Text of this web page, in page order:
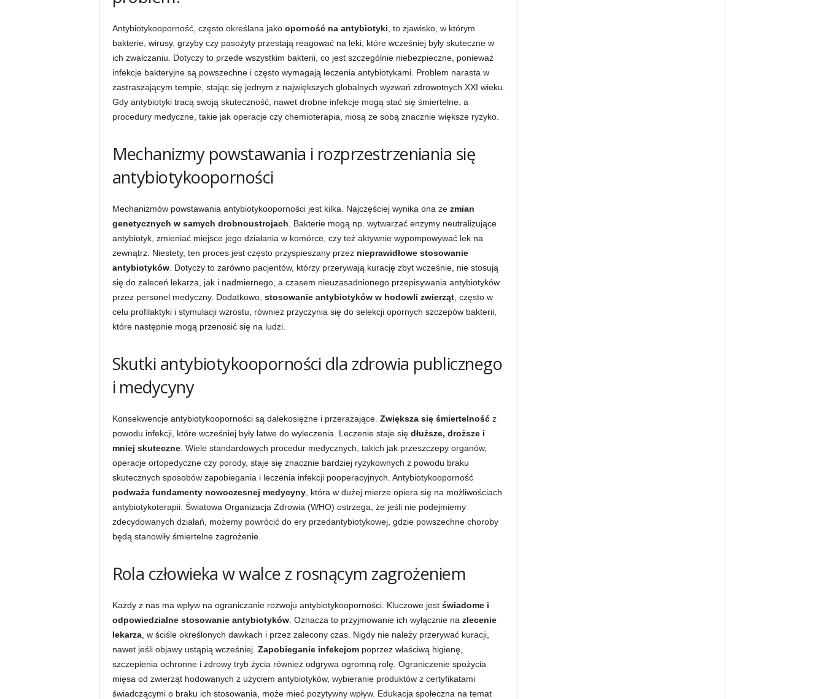
Antybiotykooporność, często określana jako oporność na antybiotyki , to zjawisko, w którym
bakterie, wirusy, grzyby czy pasożyty przestają reagować na leki, które wcześniej były skuteczne w
ich zwalczaniu. Dotyczy to przede wszystkim bakterii, co jest szczególnie niebezpieczne, ponieważ
infekcje bakteryjne są powszechne i często wymagają leczenia antybiotykami. Problem narasta w
zastraszającym tempie, stając się jednym z największych globalnych wyzwań zdrowotnych XXI wieku.
Gdy antybiotyki tracą swoją skuteczność, nawet drobne infekcje mogą stać się śmiertelne, a
procedury medyczne, takie jak operacje czy chemioterapia, niosą ze sobą znacznie większe ryzyko.
Mechanizmy powstawania i rozprzestrzeniania się
antybiotykooporności
Mechanizmów powstawania antybiotykooporności jest kilka. Najczęściej wynika ona ze zmian
genetycznych w samych drobnoustrojach . Bakterie mogą np. wytwarzać enzymy neutralizujące
antybiotyk, zmieniać miejsce jego działania w komórce, czy też aktywnie wypompowywać lek na
zewnątrz. Niestety, ten proces jest często przyspieszany przez nieprawidłowe stosowanie
antybiotyków. Dotyczy to zarówno pacjentów, którzy przerywają kurację zbyt wcześnie, nie stosują
się do zaleceń lekarza, jak i nadmiernego, a czasem nieuzasadnionego przepisywania antybiotyków
przez personel medyczny. Dodatkowo, stosowanie antybiotyków w hodowli zwierząt, często w
celu profilaktyki i stymulacji wzrostu, również przyczynia się do selekcji opornych szczepów bakterii,
które następnie mogą przenosić się na ludzi.
Skutki antybiotykooporności dla zdrowia publicznego
i medycyny
Konsekwencje antybiotykooporności są dalekosiężne i przerażające. Zwiększa się śmiertelnośćz
powodu infekcji, które wcześniej były łatwe do wyleczenia. Leczenie staje się dłuższe, droższe i
mniej skuteczne. Wiele standardowych procedur medycznych, takich jak przeszczepy organów,
operacje ortopedyczne czy porody, staje się znacznie bardziej ryzykownych z powodu braku
skutecznych sposobów zapobiegania i leczenia infekcji pooperacyjnych. Antybiotykooporność
podważa fundamenty nowoczesnej medycyny, która w dużej mierze opiera się na możliwościach
antybiotykoterapii. Światowa Organizacja Zdrowia (WHO) ostrzega, że jeśli nie podejmiemy
zdecydowanych działań, możemy powrócić do ery przedantybiotykowej, gdzie powszechne choroby
będą stanowiły śmiertelne zagrożenie.
Rola człowieka w walce z rosnącym zagrożeniem
Każdy z nas ma wpływ na ograniczanie rozwoju antybiotykooporności. Kluczowe jest świadome i
odpowiedzialne stosowanie antybiotyków. Oznacza to przyjmowanie ich wyłącznie na zlecenie
lekarza, w ściśle określonych dawkach i przez zalecony czas. Nigdy nie należy przerywać kuracji,
nawet jeśli objawy ustąpią wcześniej. Zapobieganie infekcjompoprzez właściwą higienę,
szczepienia ochronne i zdrowy tryb życia również odgrywa ogromną rolę. Ograniczenie spożycia
mięsa od zwierząt hodowanych z użyciem antybiotyków, wybieranie produktów z certyfikatami
świadczącymi o braku ich stosowania, może mieć pozytywny wpływ. Edukacja społeczna na temat